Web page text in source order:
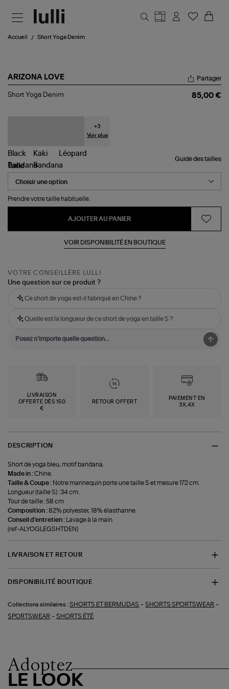
Accueil Short Yoga Denim
ARIZONA LOVE
Short
Partager
Short Yoga Denim 85,00 €
+3
Voir plus
Guide des tailles
Taille
Prendre votre taille habituelle.
AJOUTER AU PANIER
VOIR DISPONIBILITÉ EN BOUTIQUE
VOTRE CONSEILLÈRE LULLI
Une question sur ce produit ?
Ce short de yoga est-il fabriqué en Chine ?
Quelle est la longueur de ce short de yoga en taille S ?
LIVRAISON
OFFERTE DÈS 150
€
RETOUR OFFERT
PAIEMENT EN
3X,4X
DESCRIPTION
Short de yoga bleu, motif bandana.
Made in :Chine.
Taille & Coupe : Notre mannequin porte une taille S et mesure 172 cm.
Longueur (taille S) : 34 cm.
Tour de taille : 58 cm
Composition :82% polyester, 18% élasthanne.
Conseil d'entretien :
Lavage à la main.
(ref-ALYOGLEGSHTDEN)
LIVRAISON ET RETOUR
DISPONIBILITÉ BOUTIQUE
Collections similaires : SHORTS ET BERMUDAS -SHORTS SPORTSWEAR -
SPORTSWEAR -SHORTS ÉTÉ
Adoptez
LE LOOK